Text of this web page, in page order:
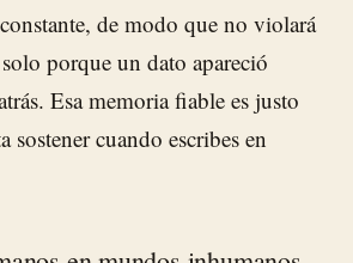
de modo que no violará
porque un dato apareció
Esa memoria fiable es justo
sostener cuando escribes en